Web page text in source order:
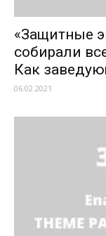
«Защитные
собирали
Как
06.02.2021